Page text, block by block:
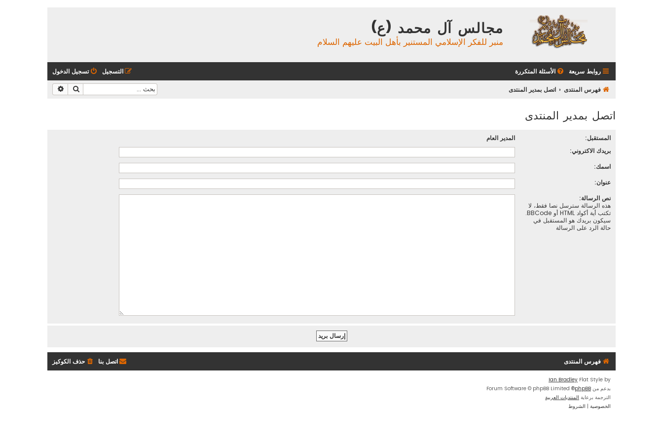
مجالس آل محمد (ع)
منبر للفكر الإسلامي المستنير بأهل البيت عليهم السلام
روابط سريعة الأسئلة المتكررة تسجيل الدخول التسجيل
فهرس المنتدى اتصل بمدير المنتدى بحث
اتصل بمدير المنتدى
المستقبل:
المدير العام
بريدك الاكتروني:
اسمك:
عنوان:
نص الرسالة:
هذه الرسالة سترسل نصا فقط، لا
تكتب أية أكواد HTML أو BBCode.
سيكون بريدك هو المستقبل في
حالة الرد على الرسالة
فهرس المنتدى حذف الكوكيز اتصل بنا
Flat Style by
Ian Bradley
بدعم من phpBB
® Forum Software © phpBB Limited
الترجمة برعاية المنتديات العربية
الخصوصية | الشروط